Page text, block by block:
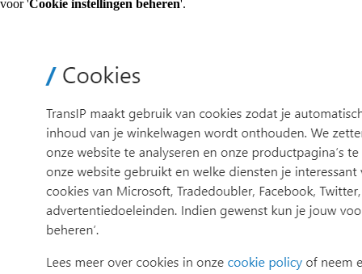
voor 'Cookie instellingen beheren'.